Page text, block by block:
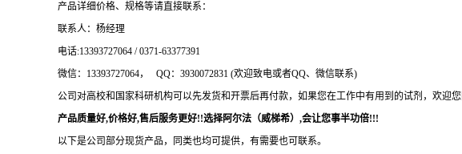
产品详细价格、规格等请直接联系：
联系人：杨经理
电话:13393727064 / 0371-63377391
微信： 13393727064， QQ：3930072831 (欢迎致电或者QQ、微信联系)
公司对高校和国家科研机构可以先发货和开票后再付款，如果您在工作中有用到的试剂，欢迎您
产品质量好,价格好,售后服务更好!!选择阿尔法（威梯希）,会让您事半功倍!!!
以下是公司部分现货产品，同类也均可提供，有需要也可联系。